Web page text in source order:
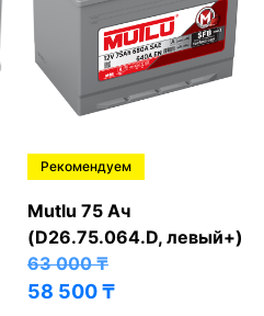
Рекомендуем
Mutlu 75 Ач
(D26.75.064.D, левый+)
63 000₸
58 500₸